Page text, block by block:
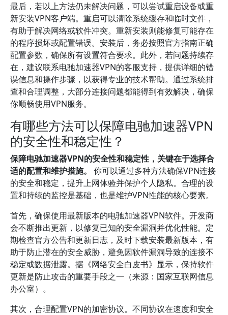
最后，若以上方法仍未解决问题，可以尝试重启设备或重
新安装VPN客户端。重启可以清除系统缓存和临时文件，
有助于解决网络或软件冲突。重新安装则能修复可能存在
的程序损坏或配置错误。安装后，务必按照官方指南正确
配置参数，确保所有设置符合要求。此外，若问题持续存
在，建议联系电驰加速器VPN的客服支持，提供详细的错
误信息和操作步骤，以获得专业的技术帮助。通过系统排
查和合理调整，大部分连接问题都能得到有效解决，确保
你顺畅使用VPN服务。
有哪些方法可以保障电驰加速器VPN
的安全性和稳定性？
保障电驰加速器VPN的安全性和稳定性，关键在于选择合
适的配置和维护措施。
你可以通过多种方法确保VPN连接
的安全和稳定，提升上网体验并保护个人隐私。合理的设
置和持续的监控是基础，也是维护VPN性能的核心要素。
首先，确保使用最新版本的电驰加速器VPN软件。开发商
会不断推出更新，以修复已知的安全漏洞并优化性能。定
期检查官方公告和更新日志，及时下载安装最新版本，有
助于防止潜在的安全威胁，避免因软件漏洞导致的连接不
稳定或数据泄露。据《网络安全白皮书》显示，保持软件
更新是防止攻击的重要手段之一（来源：国家互联网信息
办公室）。
其次，合理配置VPN的加密协议。不同协议在速度和安全